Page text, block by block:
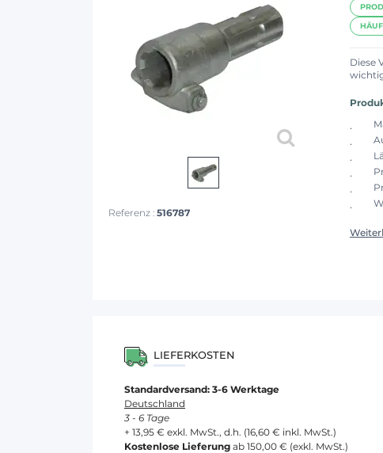
Referenz : 516787
Diese
LIEFERKOSTEN
Standardversand: 3-6 Werktage
Deutschland
3 - 6 Tage
+ 13,95 € exkl. MwSt., d.h. (16,60 € inkl. MwSt.)
Kostenlose Lieferung ab 150,00 € (exkl. MwSt.)